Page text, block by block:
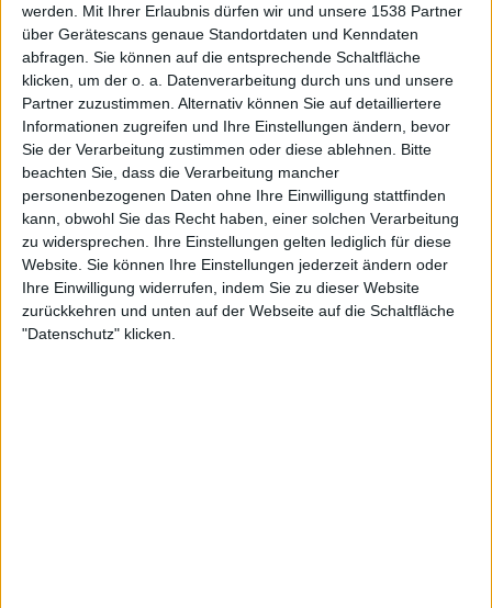
werden.
Mit Ihrer Erlaubnis dürfen wir und unsere 1538 Partner
über Gerätescans genaue Standortdaten und Kenndaten
abfragen. Sie können auf die entsprechende Schaltfläche
klicken, um der o. a. Datenverarbeitung durch uns und unsere
Partner zuzustimmen. Alternativ können Sie auf detailliertere
Informationen zugreifen und Ihre Einstellungen ändern, bevor
Sie der Verarbeitung zustimmen oder diese ablehnen.
Bitte
beachten Sie, dass die Verarbeitung mancher
personenbezogenen Daten ohne Ihre Einwilligung stattfinden
kann, obwohl Sie das Recht haben, einer solchen Verarbeitung
zu widersprechen. Ihre Einstellungen gelten lediglich für diese
Website. Sie können Ihre Einstellungen jederzeit ändern oder
Ihre Einwilligung widerrufen, indem Sie zu dieser Website
zurückkehren und unten auf der Webseite auf die Schaltfläche
"Datenschutz" klicken.
8/10
Review
Lightless
10
A Foreseen Loss
Konzertberichte mit Lightless